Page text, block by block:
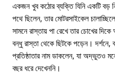
একজন খুব কঠোর ব্যক্তি যিনি একটি বড়
পথে ছিলেন, তার মোটরসাইকেল
সামনে রাস্তায় পা রেখে তার চোখের
বন্ধু রাস্তা থেকে ছিটকে পড়েন। দর্শনে,
প্রতিষ্ঠাতার নাম ডাকলেন, যা অদ্ভুতও
বছর ধরে দেখেননি।